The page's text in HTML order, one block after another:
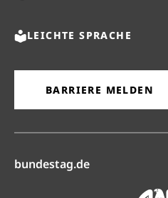
LEICHTE SPRACHE
BARRIERE MELDEN
bundestag.de(öffnet in